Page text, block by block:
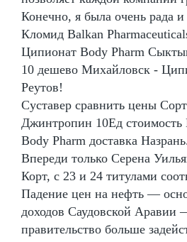
Конечно, я была очень рада и
Кломид Balkan
Ципионат Body Pharm
10 дешево Михайловск -
Реутов!
Суставер сравнить цены
Джинтропин 10Ед
Body Pharm доставка
Впереди только Серена
Корт, с 23 и 24 титулами
Падение цен на нефть —
доходов Саудовской Аравии
правительство больше